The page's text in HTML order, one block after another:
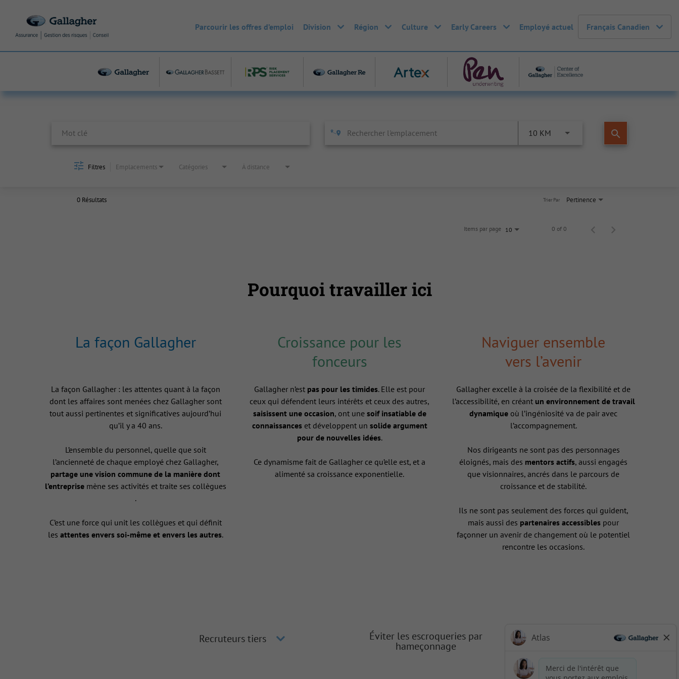
Parcourir les offres d’emploi Division Région Culture Early Careers Employé actuel Français Canadien
10 KM search
Filtres Emplacements Catégories À distance
0 Résultats Pertinence
Trier Par
Items par page 10 0 of 0
Pourquoi travailler ici
La façon Gallagher
La façon Gallagher : les attentes quant à la façon
dont les affaires sont menées chez Gallagher sont
tout aussi pertinentes et significatives aujourd’hui
qu’il y a 40 ans.
L’ensemble du personnel, quelle que soit
l’ancienneté de chaque employé chez Gallagher,
partage une vision commune de la manière dont
l’entreprisemène ses activités et traite ses collègues
.
C’est une force qui unit les collègues et qui définit
les attentes envers soi-même et envers les autres.
Croissance pour les
fonceurs
Gallagher n’est pas pour les timides. Elle est pour
ceux qui défendent leurs intérêts et ceux des autres,
saisissent une occasion, ont une soif insatiable de
connaissanceset développent un solide argument
pour de nouvelles idées.
Ce dynamisme fait de Gallagher ce qu’elle est, et a
alimenté sa croissance exponentielle.
Naviguer ensemble
vers l’avenir
Gallagher excelle à la croisée de la flexibilité et de
l’accessibilité, en créant un environnement de travail
dynamique où l’ingéniosité va de pair avec
l’accompagnement.
Nos dirigeants ne sont pas des personnages
éloignés, mais des mentors actifs, aussi engagés
que visionnaires, ancrés dans le parcours de
croissance et de stabilité.
Ils ne sont pas seulement des forces qui guident,
mais aussi des partenaires accessibles pour
façonner un avenir de changement où le potentiel
rencontre les occasions.
Recruteurs tiers Éviter les escroqueries par
hameçonnage